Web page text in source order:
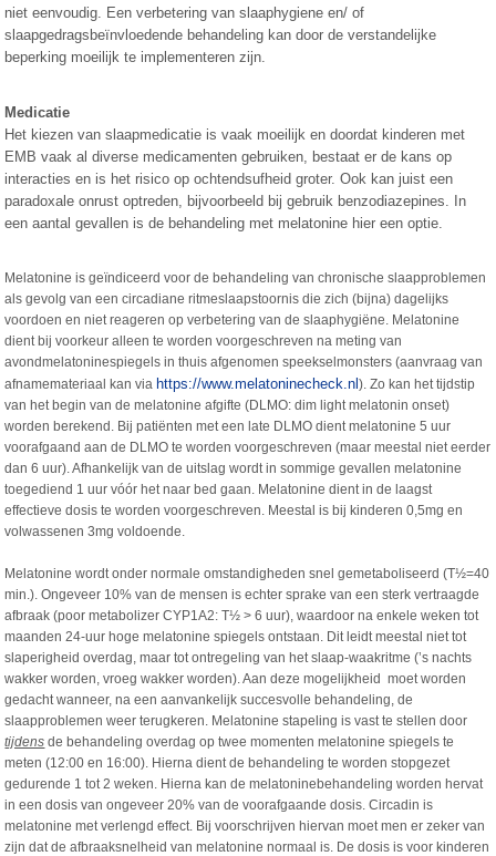
niet eenvoudig. Een verbetering van slaaphygiene en/ of
slaapgedragsbeïnvloedende behandeling kan door de verstandelijke
beperking moeilijk te implementeren zijn.
Medicatie
Het kiezen van slaapmedicatie is vaak moeilijk en doordat kinderen met
EMB vaak al diverse medicamenten gebruiken, bestaat er de kans op
interacties en is het risico op ochtendsufheid groter. Ook kan juist een
paradoxale onrust optreden, bijvoorbeeld bij gebruik benzodiazepines. In
een aantal gevallen is de behandeling met melatonine hier een optie.
Melatonine is geïndiceerd voor de behandeling van chronische slaapproblemen
als gevolg van een circadiane ritmeslaapstoornis die zich (bijna) dagelijks
voordoen en niet reageren op verbetering van de slaaphygiëne. Melatonine
dient bij voorkeur alleen te worden voorgeschreven na meting van
avondmelatoninespiegels in thuis afgenomen speekselmonsters (aanvraag van
afnamemateriaal kan via https://www.melatoninecheck.nl). Zo kan het tijdstip
van het begin van de melatonine afgifte (DLMO: dim light melatonin onset)
worden berekend. Bij patiënten met een late DLMO dient melatonine 5 uur
voorafgaand aan de DLMO te worden voorgeschreven (maar meestal niet eerder
dan 6 uur). Afhankelijk van de uitslag wordt in sommige gevallen melatonine
toegediend 1 uur vóór het naar bed gaan. Melatonine dient in de laagst
effectieve dosis te worden voorgeschreven. Meestal is bij kinderen 0,5mg en
volwassenen 3mg voldoende.
Melatonine wordt onder normale omstandigheden snel gemetaboliseerd (T½=40
min.). Ongeveer 10% van de mensen is echter sprake van een sterk vertraagde
afbraak (poor metabolizer CYP1A2: T½ > 6 uur), waardoor na enkele weken tot
maanden 24-uur hoge melatonine spiegels ontstaan. Dit leidt meestal niet tot
slaperigheid overdag, maar tot ontregeling van het slaap-waakritme (’s nachts
wakker worden, vroeg wakker worden). Aan deze mogelijkheid moet worden
gedacht wanneer, na een aanvankelijk succesvolle behandeling, de
slaapproblemen weer terugkeren. Melatonine stapeling is vast te stellen door
tijdens de behandeling overdag op twee momenten melatonine spiegels te
meten (12:00 en 16:00). Hierna dient de behandeling te worden stopgezet
gedurende 1 tot 2 weken. Hierna kan de melatoninebehandeling worden hervat
in een dosis van ongeveer 20% van de voorafgaande dosis. Circadin is
melatonine met verlengd effect. Bij voorschrijven hiervan moet men er zeker van
zijn dat de afbraaksnelheid van melatonine normaal is. De dosis is voor kinderen